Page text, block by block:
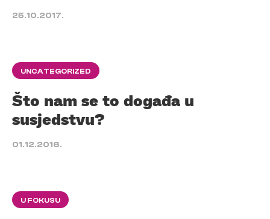
25.10.2017.
UNCATEGORIZED
Što nam se to događa u
susjedstvu?
01.12.2016.
U FOKUSU